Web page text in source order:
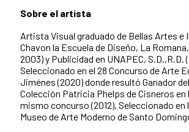
Sobre el artista
Artista Visual graduado de Bellas Artes e
Chavon la Escuela de Diseño, La
2003) y Publicidad en UNAPEC, S.D.,R.D.
Seleccionado en el 28 Concurso de Arte
Jiménes (2020) donde resultó Ganador
Colección Patricia Phelps de Cisneros en
mismo concurso (2012), Seleccionado en
Museo de Arte Moderno de Santo